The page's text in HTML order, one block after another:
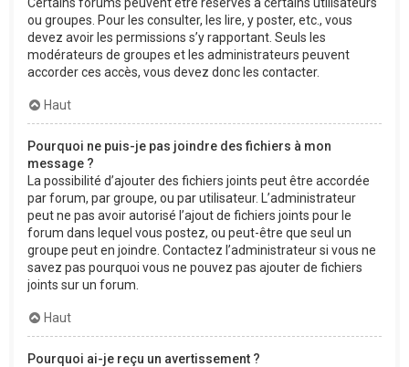
ou groupes. Pour les consulter, les lire, y poster, etc., vous
devez avoir les permissions s’y rapportant. Seuls les
modérateurs de groupes et les administrateurs peuvent
accorder ces accès, vous devez donc les contacter.
Haut
Pourquoi ne puis-je pas joindre des fichiers à mon
message ?
La possibilité d’ajouter des fichiers joints peut être accordée
par forum, par groupe, ou par utilisateur. L’administrateur
peut ne pas avoir autorisé l’ajout de fichiers joints pour le
forum dans lequel vous postez, ou peut-être que seul un
groupe peut en joindre. Contactez l’administrateur si vous ne
savez pas pourquoi vous ne pouvez pas ajouter de fichiers
joints sur un forum.
Haut
Pourquoi ai-je reçu un avertissement ?